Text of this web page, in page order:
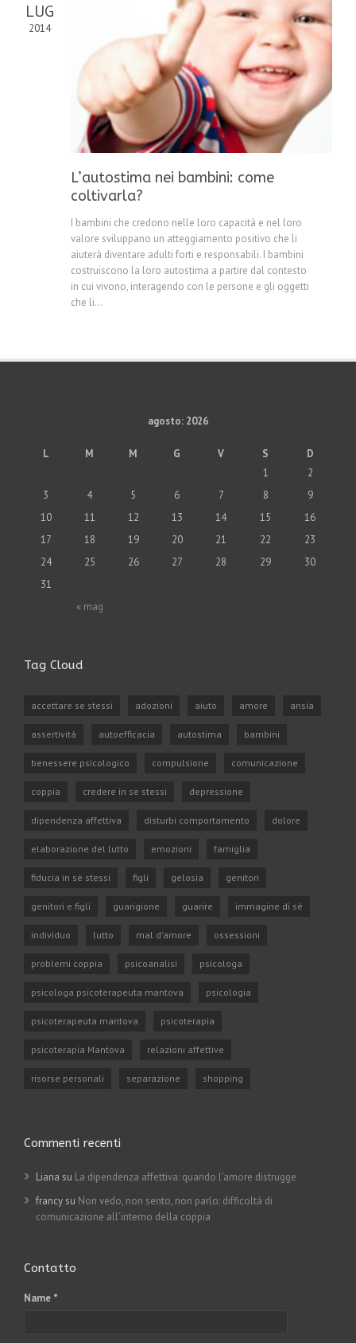
LUG
2014
L’autostima nei bambini: come
coltivarla?
I bambini che credono nelle loro capacità e nel loro
valore sviluppano un atteggiamento positivo che li
aiuterà diventare adulti forti e responsabili. I bambini
costruiscono la loro autostima a partire dal contesto
in cui vivono, interagendo con le persone e gli oggetti
che li...
agosto: 2026
L M M G V S D
« mag
1
2
3
4 5 6 7 8
9
10
11 12 13 14 15
16
17
18 19 20 21 22
23
24
25 26 27 28 29
30
31
Tag Cloud
accettare se stessi adozioni aiuto amore ansia
assertività autoefficacia autostima bambini
benessere psicologico compulsione comunicazione
coppia credere in se stessi depressione
dipendenza affettiva disturbi comportamento dolore
elaborazione del lutto emozioni famiglia
fiducia in sè stessi figli gelosia genitori
genitori e figli guarigione guarire immagine di sè
individuo lutto mal d'amore ossessioni
problemi coppia psicoanalisi psicologa
psicologa psicoterapeuta mantova psicologia
psicoterapeuta mantova psicoterapia
psicoterapia Mantova relazioni affettive
risorse personali separazione shopping
Commenti recenti
Liana su La dipendenza affettiva: quando l’amore distrugge
francy su Non vedo, non sento, non parlo: difficoltà di
comunicazione all’interno della coppia
Contatto
Name *